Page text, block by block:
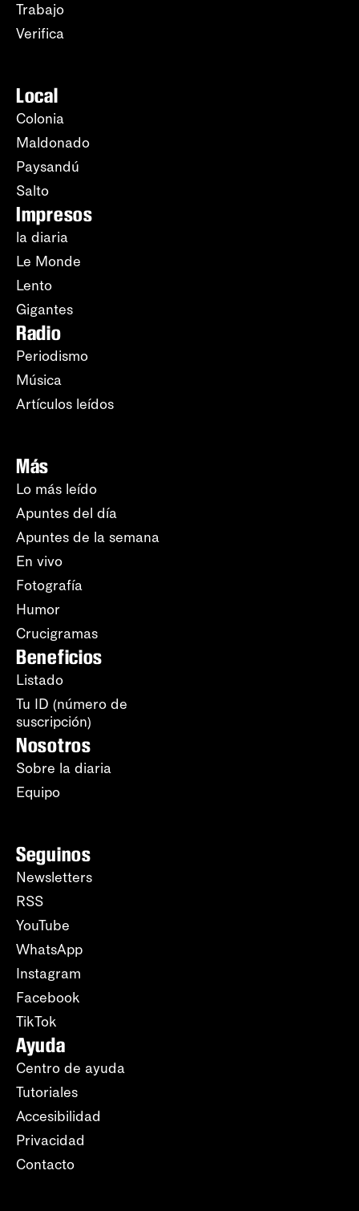
Trabajo
Verifica
Local
Colonia
Maldonado
Paysandú
Salto
Impresos
la diaria
Le Monde
Lento
Gigantes
Radio
Periodismo
Música
Artículos leídos
Más
Lo más leído
Apuntes del día
Apuntes de la semana
En vivo
Fotografía
Humor
Crucigramas
Beneficios
Listado
Tu ID (número de
suscripción)
Nosotros
Sobre la diaria
Equipo
Seguinos
Newsletters
RSS
YouTube
WhatsApp
Instagram
Facebook
TikTok
Ayuda
Centro de ayuda
Tutoriales
Accesibilidad
Privacidad
Contacto